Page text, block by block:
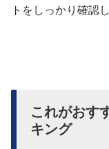
トをしっかり確認
これがおす
キング